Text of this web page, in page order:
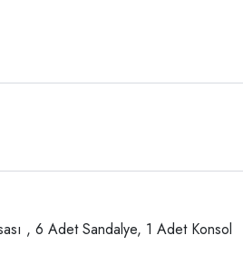
, 6 Adet Sandalye, 1 Adet Konsol